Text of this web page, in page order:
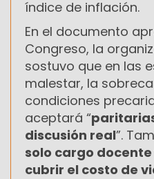
índice de inflación.
En el documento
Congreso, la
sostuvo que en las
malestar, la
condiciones
aceptará “
discusión real”.
solo cargo
cubrir el costo de